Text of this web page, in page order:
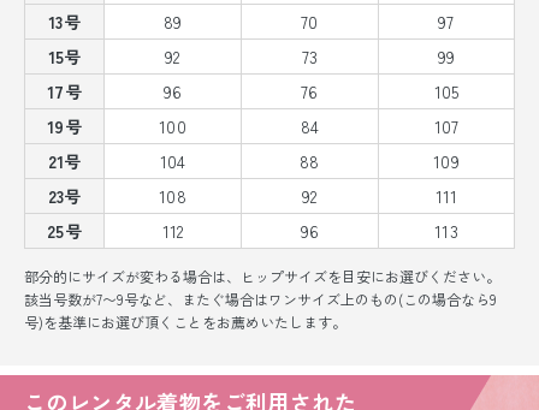
13号
89 70
97
15号
92 73
99
17号
96 76
105
19号
100 84
107
21号
104 88
109
23号
108 92
111
25号
112 96 113
部分的にサイズが変わる場合は、ヒップサイズを目安にお選びください。
該当号数が7〜9号など、またぐ場合はワンサイズ上のもの(この場合なら9
号)を基準にお選び頂くことをお薦めいたします。
このレンタル着物をご利用された